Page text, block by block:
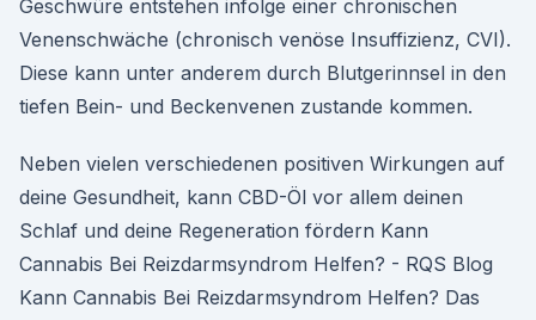
Geschwüre entstehen infolge einer chronischen
Venenschwäche (chronisch venöse Insuffizienz, CVI).
Diese kann unter anderem durch Blutgerinnsel in den
tiefen Bein- und Beckenvenen zustande kommen.
Neben vielen verschiedenen positiven Wirkungen auf
deine Gesundheit, kann CBD-Öl vor allem deinen
Schlaf und deine Regeneration fördern Kann
Cannabis Bei Reizdarmsyndrom Helfen? - RQS Blog
Kann Cannabis Bei Reizdarmsyndrom Helfen? Das